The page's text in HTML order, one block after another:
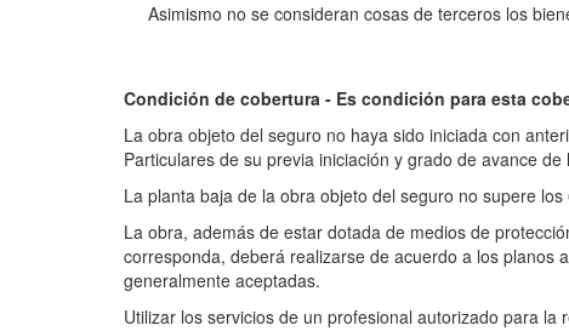
Asimismo no se consideran cosas de terceros los
Condición de cobertura - Es condición para esta
La obra objeto del seguro no haya sido iniciada con
Particulares de su previa iniciación y grado de avance
La planta baja de la obra objeto del seguro no supere
La obra, además de estar dotada de medios de
corresponda, deberá realizarse de acuerdo a los planos
generalmente aceptadas.
Utilizar los servicios de un profesional autorizado para